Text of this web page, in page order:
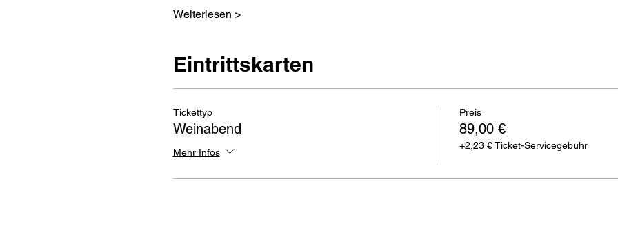
Weiterlesen >
Eintrittskarten
Tickettyp
Weinabend
Mehr Infos
Preis
89,00 €
+2,23 € Ticket-Servicegebühr